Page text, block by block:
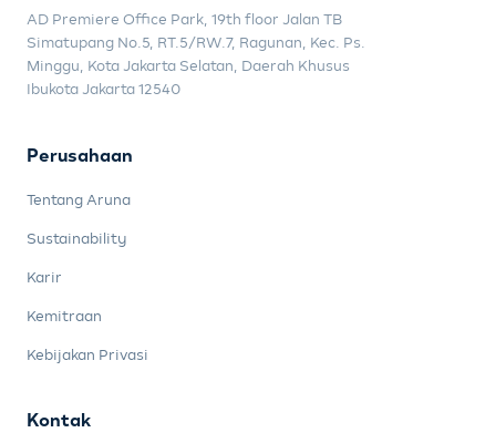
AD Premiere Office Park, 19th floor Jalan TB
Simatupang No.5, RT.5/RW.7, Ragunan, Kec. Ps.
Minggu, Kota Jakarta Selatan, Daerah Khusus
Ibukota Jakarta 12540
Perusahaan
Tentang Aruna
Sustainability
Karir
Kemitraan
Kebijakan Privasi
Kontak